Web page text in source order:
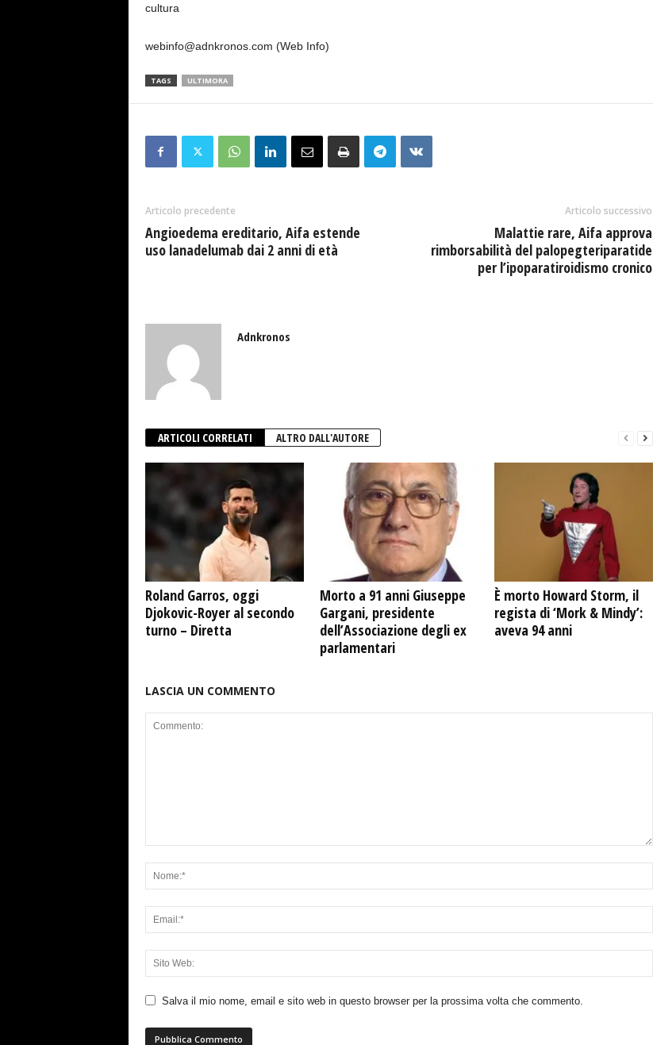
cultura
webinfo@adnkronos.com (Web Info)
TAGS ULTIMORA
Articolo precedente
Angioedema ereditario, Aifa estende
uso lanadelumab dai 2 anni di età
Articolo successivo
Malattie rare, Aifa approva
rimborsabilità del palopegteriparatide
per l’ipoparatiroidismo cronico
Adnkronos
ARTICOLI CORRELATI ALTRO DALL'AUTORE
Roland Garros, oggi
Djokovic-Royer al secondo
turno – Diretta
Morto a 91 anni Giuseppe
Gargani, presidente
dell’Associazione degli ex
parlamentari
È morto Howard Storm, il
regista di ‘Mork & Mindy’:
aveva 94 anni
LASCIA UN COMMENTO
Salva il mio nome, email e sito web in questo browser per la prossima volta che commento.